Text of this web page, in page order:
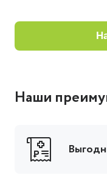
Наши